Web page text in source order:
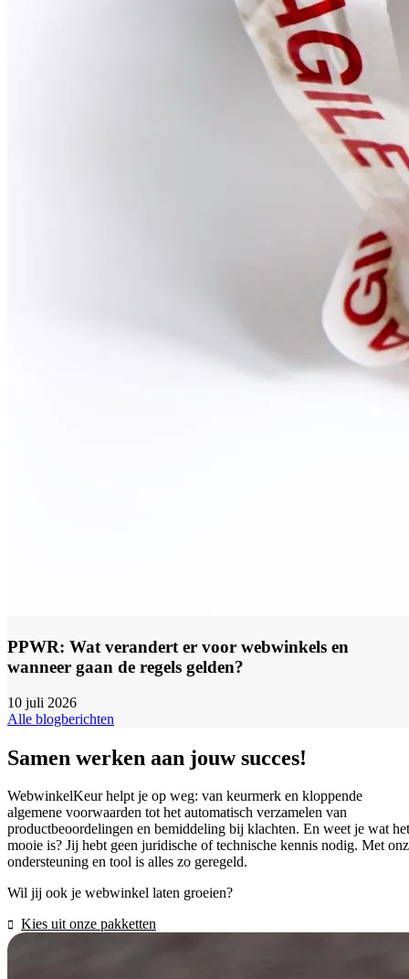
PPWR: Wat verandert er voor webwinkels en
wanneer gaan de regels gelden?
10 juli 2026
Alle blogberichten
Samen werken aan jouw succes!
WebwinkelKeur helpt je op weg: van keurmerk en kloppende
algemene voorwaarden tot het automatisch verzamelen van
productbeoordelingen en bemiddeling bij klachten. En weet je wat het
mooie is? Jij hebt geen juridische of technische kennis nodig. Met
ondersteuning en tool is alles zo geregeld.
Wil jij ook je webwinkel laten groeien?
Kies uit onze pakketten